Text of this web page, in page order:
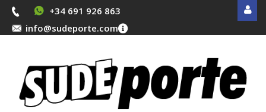
+34 691 926 863
info@sudeporte.com